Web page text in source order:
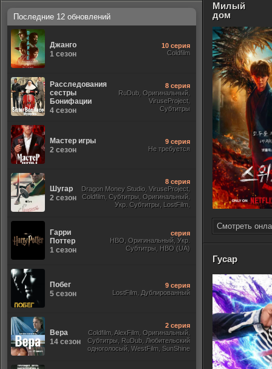
Милый
дом
Смотреть
Гусар
Последние 12 обновлений
Джанго
1 сезон
10 серия
Coldfilm
Расследования
сестры
Бонифации
4 сезон
8 серия
RuDub, Оригинальный,
ViruseProject,
Субтитры
Мастер игры
2 сезон
9 серия
Не требуется
Шугар
2 сезон
8 серия
Dragon Money Studio, ViruseProject,
Coldfilm, Субтитры, Оригинальный,
Укр. Субтитры, LostFilm,
Гарри
Поттер
1 сезон
серия
HBO, Оригинальный, Укр.
Субтитры, HBO (UA)
Побег
5 сезон
9 серия
LostFilm, Дублированный
Вера
14 сезон
2 серия
Coldfilm, AlexFilm, Оригинальный,
Субтитры, RuDub, Любительский
одноголосый, WestFilm, SunShine